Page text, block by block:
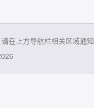
上方导航栏相关区域通